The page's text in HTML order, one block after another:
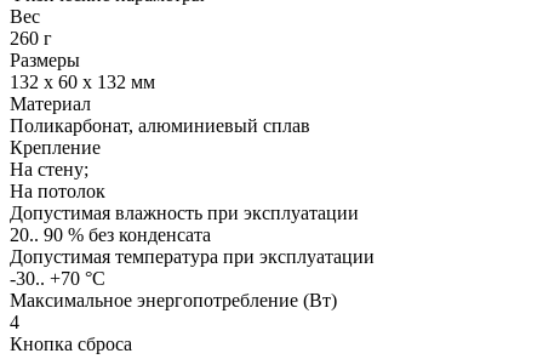
Вес
260 г
Размеры
132 x 60 х 132 мм
Материал
Поликарбонат, алюминиевый сплав
Крепление
На стену;
На потолок
Допустимая влажность при эксплуатации
20.. 90 % без конденсата
Допустимая температура при эксплуатации
-30.. +70 °C
Максимальное энергопотребление (Вт)
4
Кнопка сброса